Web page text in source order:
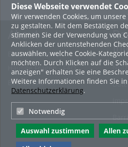
Diese Webseite verwendet
Wir verwenden Cookies, um
zu gestalten. Mit dem Bestätigen
stimmen Sie der Verwendung von
Anklicken der untenstehenden
auswählen, welche Cookie-
möchten. Durch Klicken auf die
anzeigen" erhalten Sie eine
Weitere Informationen finden Sie
Datenschutzerklärung.
Notwendig
Auswahl zustimmen
Allen
About
Erste Schritte
Häufige Fragen - FAQ
Betriebsstatus